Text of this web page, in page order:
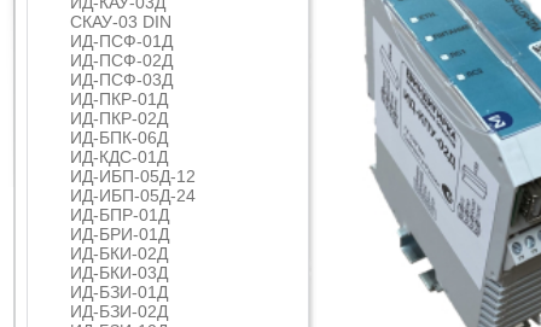
СКАУ-03 DIN
ИД-ПСФ-01Д
ИД-ПСФ-02Д
ИД-ПСФ-03Д
ИД-ПКР-01Д
ИД-ПКР-02Д
ИД-БПК-06Д
ИД-КДС-01Д
ИД-ИБП-05Д-12
ИД-ИБП-05Д-24
ИД-БПР-01Д
ИД-БРИ-01Д
ИД-БКИ-02Д
ИД-БКИ-03Д
ИД-БЗИ-01Д
ИД-БЗИ-02Д